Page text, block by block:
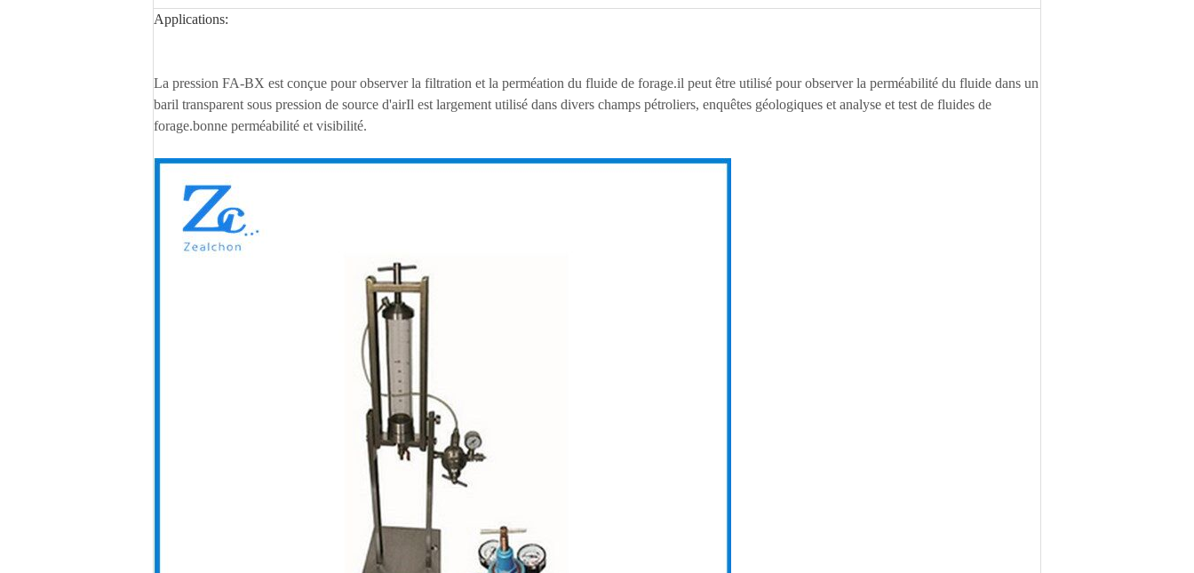
Applications:
La pression FA-BX est conçue pour observer la filtration et la perméation du fluide de forage.il peut être utilisé pour observer la perméabilité du fluide dans un
baril transparent sous pression de source d'airIl est largement utilisé dans divers champs pétroliers, enquêtes géologiques et analyse et test de fluides de
forage.bonne perméabilité et visibilité.